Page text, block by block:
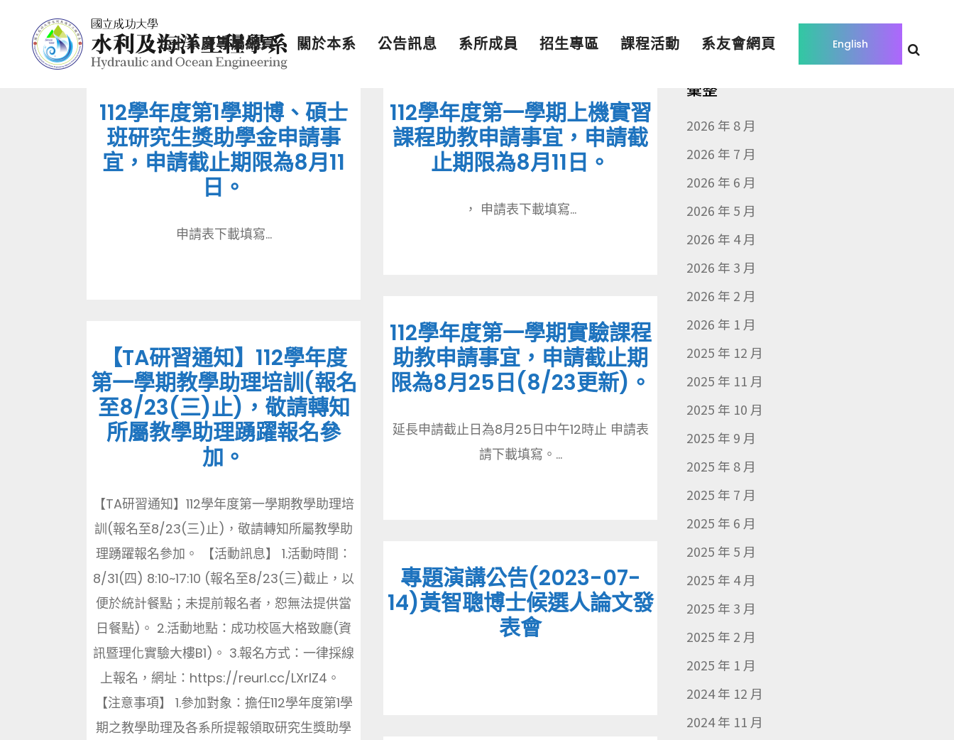
English
七十系慶專屬網頁 關於本系 公告訊息 系所成員 招生專區 課程活動 系友會網頁
112學年度第1學期博、碩士
班研究生獎助學金申請事
宜，申請截止期限為8月11
日。
申請表下載填寫...
112學年度第一學期上機實習
課程助教申請事宜，申請截
止期限為8月11日。
， 申請表下載填寫...
112學年度第一學期實驗課程
助教申請事宜，申請截止期
限為8月25日(8/23更新)。
延長申請截止日為8月25日中午12時止 申請表
請下載填寫。...
【TA研習通知】112學年度
第一學期教學助理培訓(報名
至8/23(三)止)，敬請轉知
所屬教學助理踴躍報名參
加。
【TA研習通知】112學年度第一學期教學助理培
訓(報名至8/23(三)止)，敬請轉知所屬教學助
理踴躍報名參加。 【活動訊息】 1.活動時間：
8/31(四) 8:10~17:10 (報名至8/23(三)截止，以
便於統計餐點；未提前報名者，恕無法提供當
日餐點)。 2.活動地點：成功校區大格致廳(資
訊暨理化實驗大樓B1)。 3.報名方式：一律採線
上報名，網址：https://reurl.cc/LXrlZ4。
【注意事項】 1.參加對象：擔任112學年度第1學
期之教學助理及各系所提報領取研究生獎助學
專題演講公告(2023-07-
14)黃智聰博士候選人論文發
表會
彙整
2026 年 8 月
2026 年 7 月
2026 年 6 月
2026 年 5 月
2026 年 4 月
2026 年 3 月
2026 年 2 月
2026 年 1 月
2025 年 12 月
2025 年 11 月
2025 年 10 月
2025 年 9 月
2025 年 8 月
2025 年 7 月
2025 年 6 月
2025 年 5 月
2025 年 4 月
2025 年 3 月
2025 年 2 月
2025 年 1 月
2024 年 12 月
2024 年 11 月